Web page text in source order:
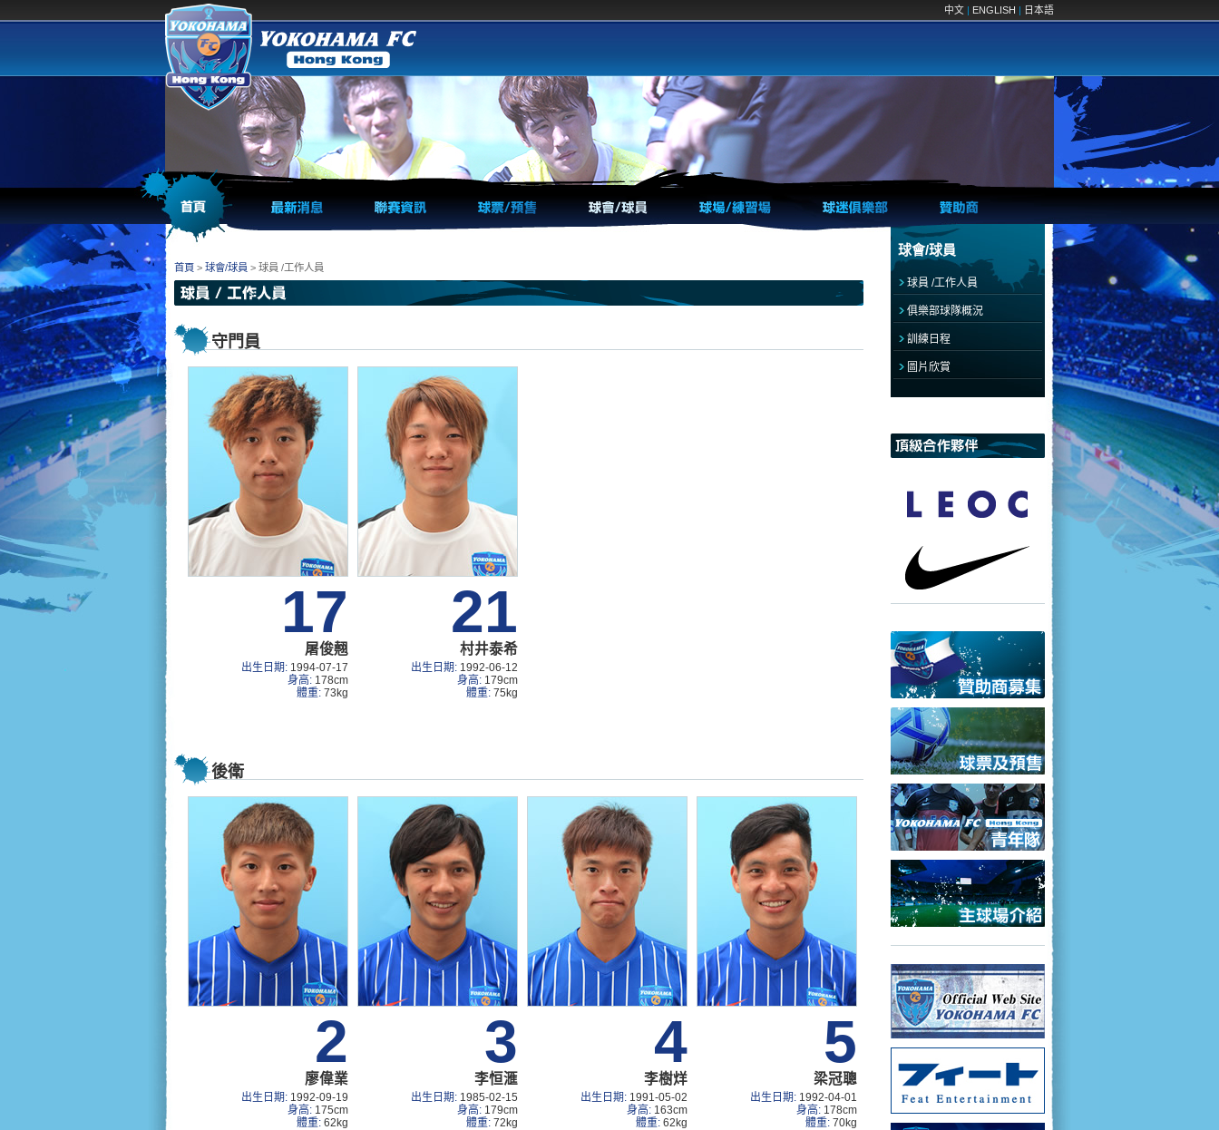
中文 | ENGLISH | 日本語
首頁 > 球會/球員 > 球員 /工作人員
守門員
17
屠俊翹
出生日期: 1994-07-17
身高: 178cm
體重: 73kg
21
村井泰希
出生日期: 1992-06-12
身高: 179cm
體重: 75kg
後衛
2
廖偉業
出生日期: 1992-09-19
身高: 175cm
體重: 62kg
3
李恒滙
出生日期: 1985-02-15
身高: 179cm
體重: 72kg
4
李樹烊
出生日期: 1991-05-02
身高: 163cm
體重: 62kg
5
梁冠聰
出生日期: 1992-04-01
身高: 178cm
體重: 70kg
球會/球員
球員 /工作人員
俱樂部球隊概況
訓練日程
圖片欣賞